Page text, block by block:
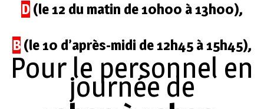
D (le 12 du matin de 10h00 à 13h00),
B (le 10 d’après-midi de 12h45 à 15h45),
Pour le personnel en
journée de